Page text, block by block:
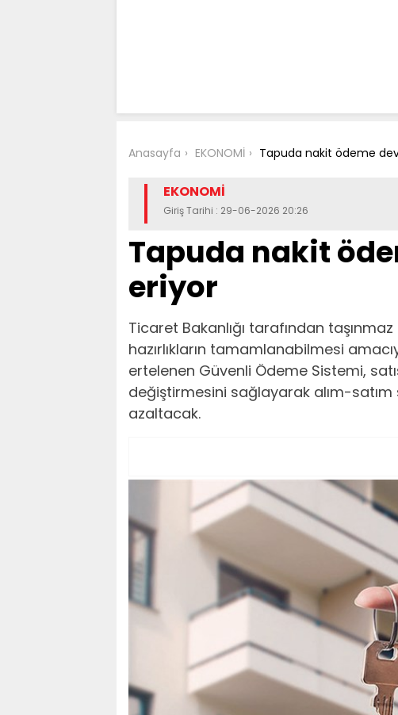
Anasayfa EKONOMİ Tapuda nakit ödeme
EKONOMİ
Giriş Tarihi : 29-06-2026 20:26
Tapuda nakit
eriyor
Ticaret Bakanlığı tarafından
hazırlıkların tamamlanabilmesi
ertelenen Güvenli Ödeme Sistemi,
değiştirmesini sağlayarak alım-satım
azaltacak.